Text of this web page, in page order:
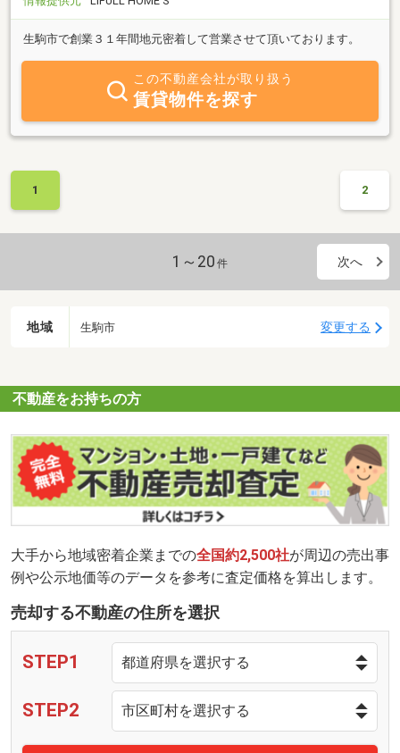
生駒市で創業３１年間地元密着して営業させて頂いております。
この不動産会社が取り扱う
賃貸物件を探す
1 2
1～20 件 次へ
地域 生駒市 変更する
不動産をお持ちの方
大手から地域密着企業までの全国約2,500社が周辺の売出事
例や公示地価等のデータを参考に査定価格を算出します。
売却する不動産の住所を選択
STEP1
STEP2